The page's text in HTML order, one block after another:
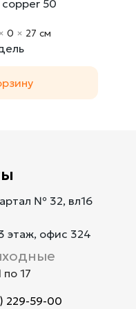
50
0 × 27 cм
№ 32, вл16
этаж, офис 324
по 17
229-59-00